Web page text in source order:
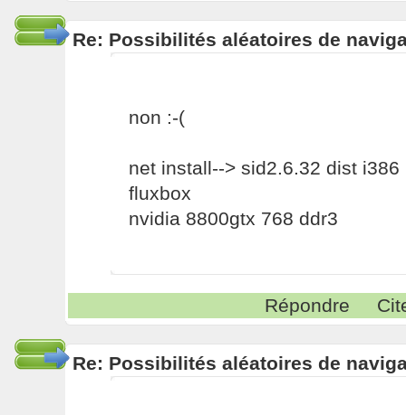
Re: Possibilités aléatoires de
non :-(
net install--> sid2.6.32 dist i386
fluxbox
nvidia 8800gtx 768 ddr3
Répondre
Re: Possibilités aléatoires de